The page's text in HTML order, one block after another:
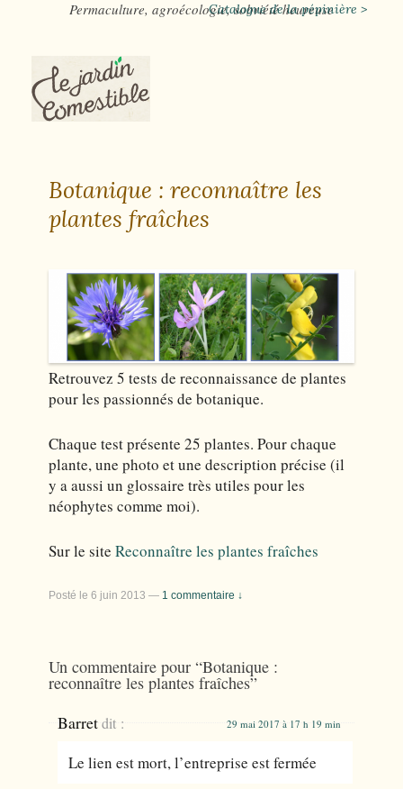
Permaculture, agroécologie, sobriété heureuse
Catalogue de la pépinière >
Botanique : reconnaître les
plantes fraîches
Retrouvez 5 tests de reconnaissance de plantes
pour les passionnés de botanique.
Chaque test présente 25 plantes. Pour chaque
plante, une photo et une description précise (il
y a aussi un glossaire très utiles pour les
néophytes comme moi).
Sur le site Reconnaître les plantes fraîches
Posté le 6 juin 2013 — 1 commentaire ↓
Un commentaire pour “Botanique :
reconnaître les plantes fraîches”
Barretdit : 29 mai 2017 à 17 h 19 min
Le lien est mort, l’entreprise est fermée